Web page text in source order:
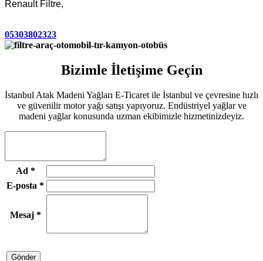
Renault Filtre,
05303802323
Bizimle İletişime Geçin
İstanbul Atak Madeni Yağları E-Ticaret ile İstanbul ve çevresine hızlı
ve güvenilir motor yağı satışı yapıyoruz. Endüstriyel yağlar ve
madeni yağlar konusunda uzman ekibimizle hizmetinizdeyiz.
Ad *
E-posta *
Mesaj*
Gönder